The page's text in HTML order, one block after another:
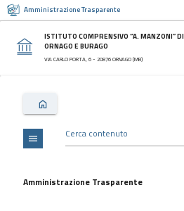
Amministrazione Trasparente
ISTITUTO COMPRENSIVO “A. MANZONI” DI
ORNAGO E BURAGO
VIA CARLO PORTA, 6 - 20876 ORNAGO (MB)
Sezioni
Disposizioni
Generali
Consulenti
collaboratori
Bandi
menu
Amministrazione Trasparente